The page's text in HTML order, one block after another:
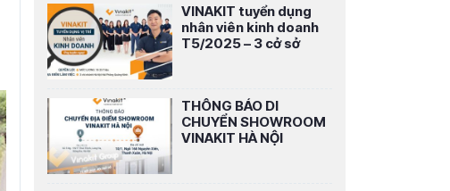
VINAKIT tuyển dụng
nhân viên kinh doanh
T5/2025 – 3 cở sở
THÔNG BÁO DI
CHUYỂN SHOWROOM
VINAKIT HÀ NỘI